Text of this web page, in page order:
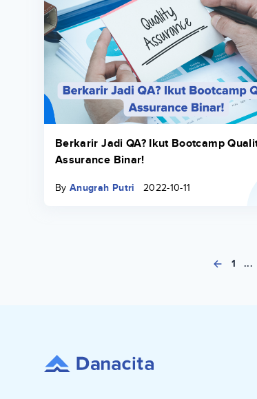
Berkarir Jadi QA? Ikut Bootcamp
Assurance Binar!
By Anugrah Putri 2022-10-11
1 ...